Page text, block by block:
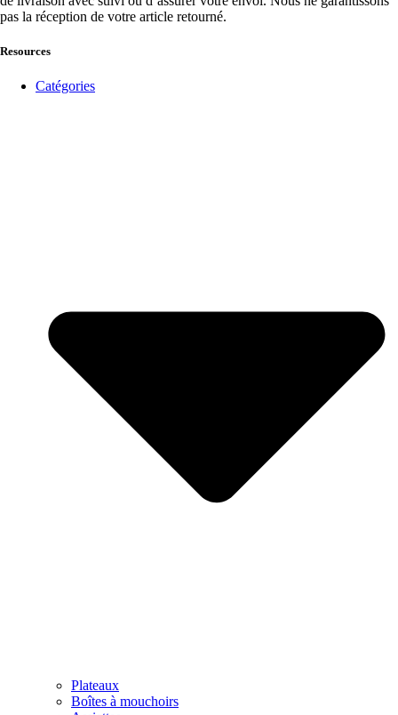
pas la réception de votre article retourné.
Resources
Catégories
Plateaux
Boîtes à mouchoirs